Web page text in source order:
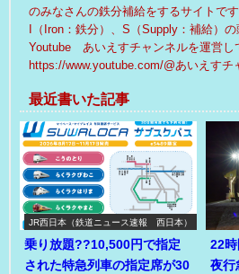
のみなさんの鉄分補給をするサイトです
I（Iron：鉄分）、S（Supply：補給）
Youtube あいえすチャンネルを運営し
https://www.youtube.com/@あいえすチ
最近書いた記事
JR西日本（鉄道ニュース速報 西日本）
乗り放題??10,500円で指定
された特急列車の指定席が30
22
夜行